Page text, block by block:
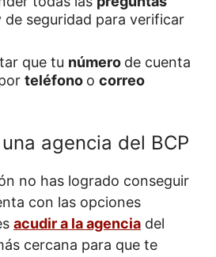
de seguridad para verificar
que tu número de cuenta
teléfono o correo
agencia del BCP
no has logrado conseguir
con las opciones
acudir a la agencia del
cercana para que te